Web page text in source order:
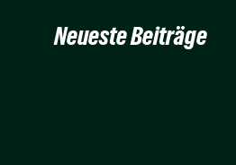
Neueste Beiträge